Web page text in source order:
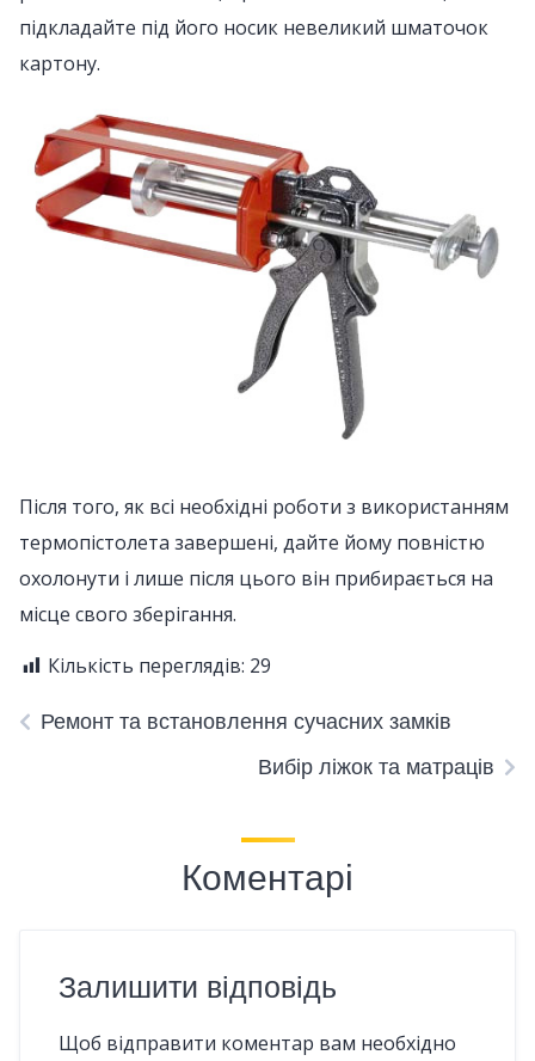
підкладайте під його носик невеликий шматочок
картону.
Після того, як всі необхідні роботи з використанням
термопістолета завершені, дайте йому повністю
охолонути і лише після цього він прибирається на
місце свого зберігання.
Кількість переглядів: 29
Ремонт та встановлення сучасних замків
Вибір ліжок та матраців
Коментарі
Залишити відповідь
Щоб відправити коментар вам необхідно